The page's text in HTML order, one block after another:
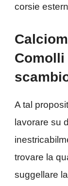
corsie
A tal
lavorare su
trovare la
suggellare